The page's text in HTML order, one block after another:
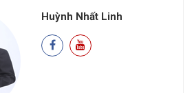
Huỳnh Nhất Linh